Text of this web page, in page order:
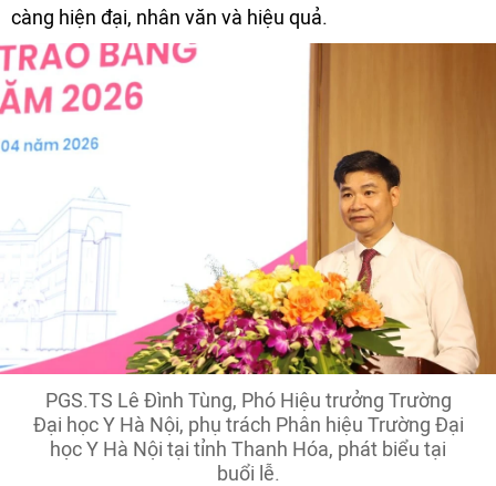
càng hiện đại, nhân văn và hiệu quả.
PGS.TS Lê Đình Tùng, Phó Hiệu trưởng Trường
Đại học Y Hà Nội, phụ trách Phân hiệu Trường Đại
học Y Hà Nội tại tỉnh Thanh Hóa, phát biểu tại
buổi lễ.